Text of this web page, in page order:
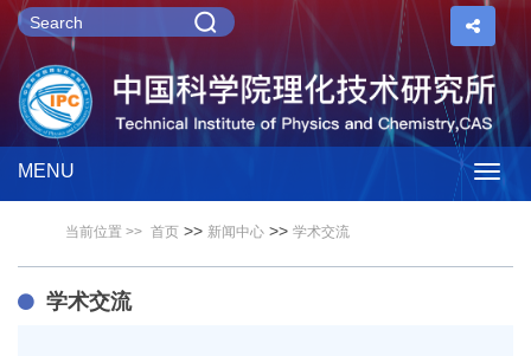
MENU
当前位置 >> 首页 >> 新闻中心 >> 学术交流
学术交流